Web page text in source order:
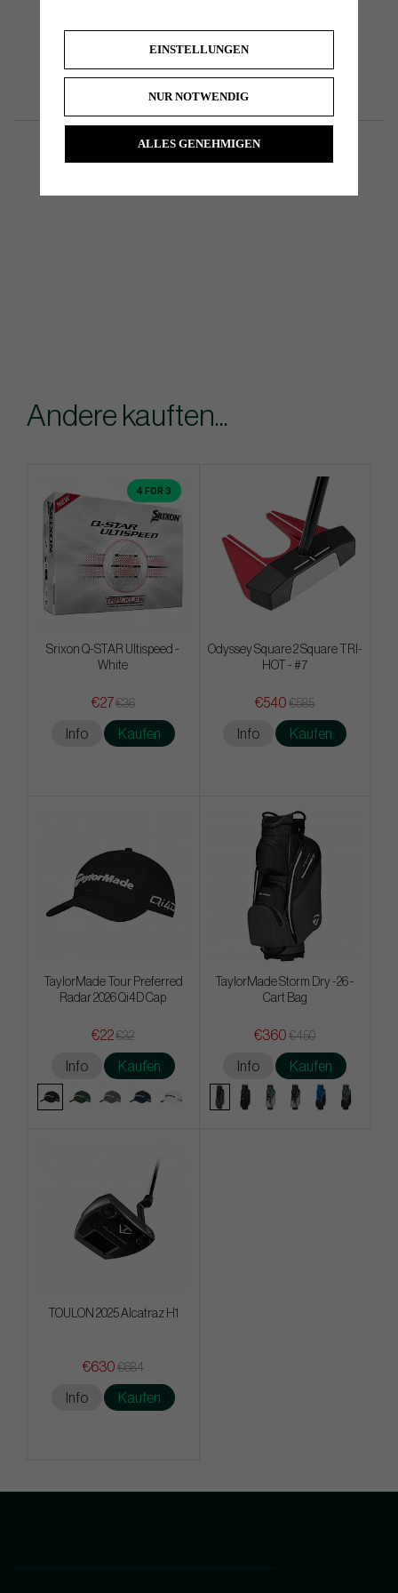
Andere kauften...
4 FOR 3
Srixon Q-STAR Ultispeed -
White
€27€36
Info Kaufen
Odyssey Square 2 Square TRI-
HOT - #7
€540 €585
Info Kaufen
TaylorMade Tour Preferred
Radar 2026 Qi4D Cap
€22€32
Info Kaufen
TaylorMade Storm Dry -26 -
Cart Bag
€360 €450
Info Kaufen
TOULON 2025 Alcatraz H1
€630 €684
Info Kaufen
EINSTELLUNGEN
NUR NOTWENDIG
ALLES GENEHMIGEN